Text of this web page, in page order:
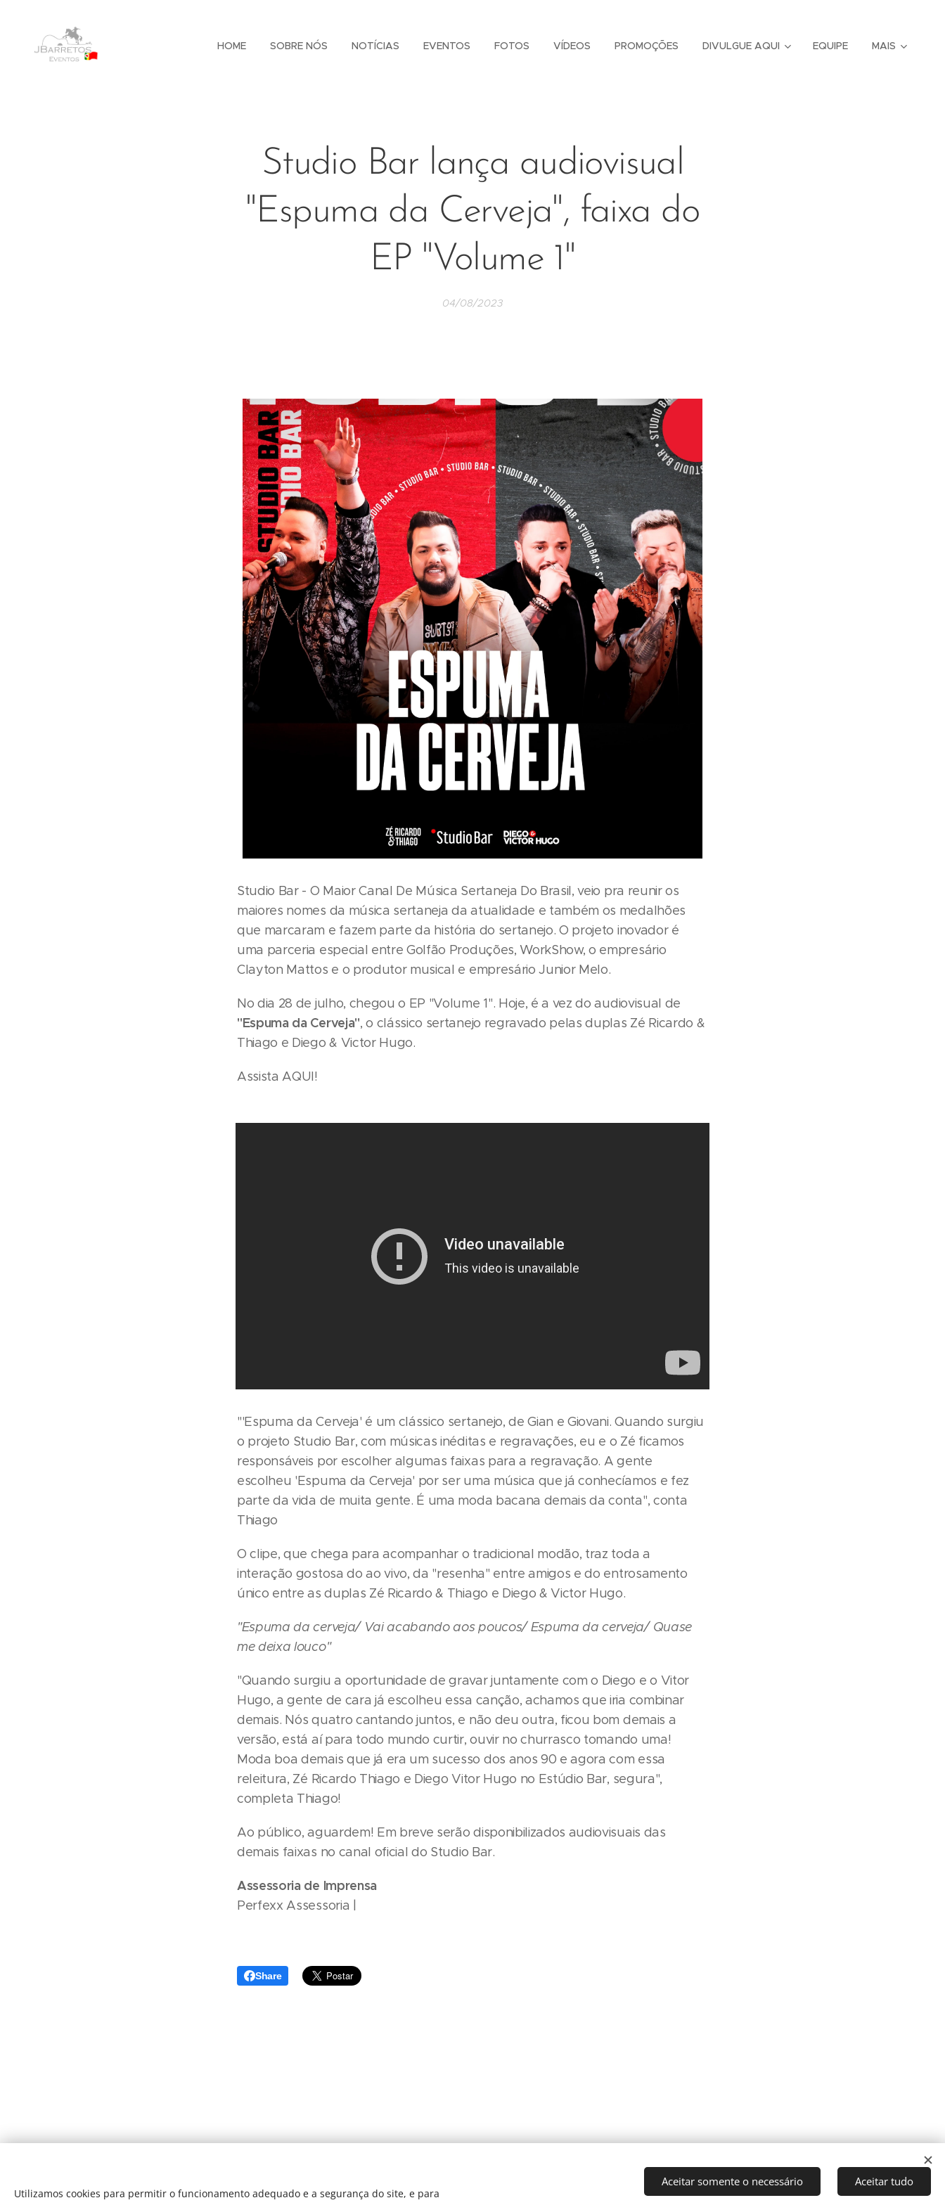
HOME SOBRE NÓS NOTÍCIAS EVENTOS FOTOS VÍDEOS PROMOÇÕES DIVULGUE AQUI EQUIPE MAIS
Studio Bar lança audiovisual
"Espuma da Cerveja", faixa do
EP "Volume 1"
04/08/2023
Studio Bar - O Maior Canal De Música Sertaneja Do Brasil, veio pra reunir os
maiores nomes da música sertaneja da atualidade e também os medalhões
que marcaram e fazem parte da história do sertanejo. O projeto inovador é
uma parceria especial entre Golfão Produções, WorkShow, o empresário
Clayton Mattos e o produtor musical e empresário Junior Melo.
No dia 28 de julho, chegou o EP "Volume 1". Hoje, é a vez do audiovisual de
"Espuma da Cerveja", o clássico sertanejo regravado pelas duplas Zé Ricardo &
Thiago e Diego & Victor Hugo.
Assista AQUI!
"'Espuma da Cerveja' é um clássico sertanejo, de Gian e Giovani. Quando surgiu
o projeto Studio Bar, com músicas inéditas e regravações, eu e o Zé ficamos
responsáveis por escolher algumas faixas para a regravação. A gente
escolheu 'Espuma da Cerveja' por ser uma música que já conhecíamos e fez
parte da vida de muita gente. É uma moda bacana demais da conta", conta
Thiago
O clipe, que chega para acompanhar o tradicional modão, traz toda a
interação gostosa do ao vivo, da "resenha" entre amigos e do entrosamento
único entre as duplas Zé Ricardo & Thiago e Diego & Victor Hugo.
"Espuma da cerveja/ Vai acabando aos poucos/ Espuma da cerveja/ Quase
me deixa louco"
"Quando surgiu a oportunidade de gravar juntamente com o Diego e o Vitor
Hugo, a gente de cara já escolheu essa canção, achamos que iria combinar
demais. Nós quatro cantando juntos, e não deu outra, ficou bom demais a
versão, está aí para todo mundo curtir, ouvir no churrasco tomando uma!
Moda boa demais que já era um sucesso dos anos 90 e agora com essa
releitura, Zé Ricardo Thiago e Diego Vitor Hugo no Estúdio Bar, segura",
completa Thiago!
Ao público, aguardem! Em breve serão disponibilizados audiovisuais das
demais faixas no canal oficial do Studio Bar.
Assessoria de Imprensa
Perfexx Assessoria |
Share
Desenvolvido por
Utilizamos cookies para permitir o funcionamento adequado e a segurança do site, e para
Aceitar somente o necessário Aceitar tudo